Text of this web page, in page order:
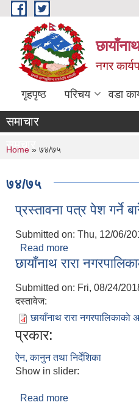
Skip to main content
नगर
गृहपृष्ठ परिचय वडा
समाचार
समचार
You are here
Home » ७४/७५
७४/७५
प्रस्तावना पत्र पेश गर्ने
Submitted on: Thu, 12/06/
Read more
छायाँनाथ रारा
Submitted on: Fri, 08/24/
दस्तावेज:
छायाँनाथ रारा
प्रकार:
ऐन, कानुन तथा निर्देशिका
Show in slider:
Read more